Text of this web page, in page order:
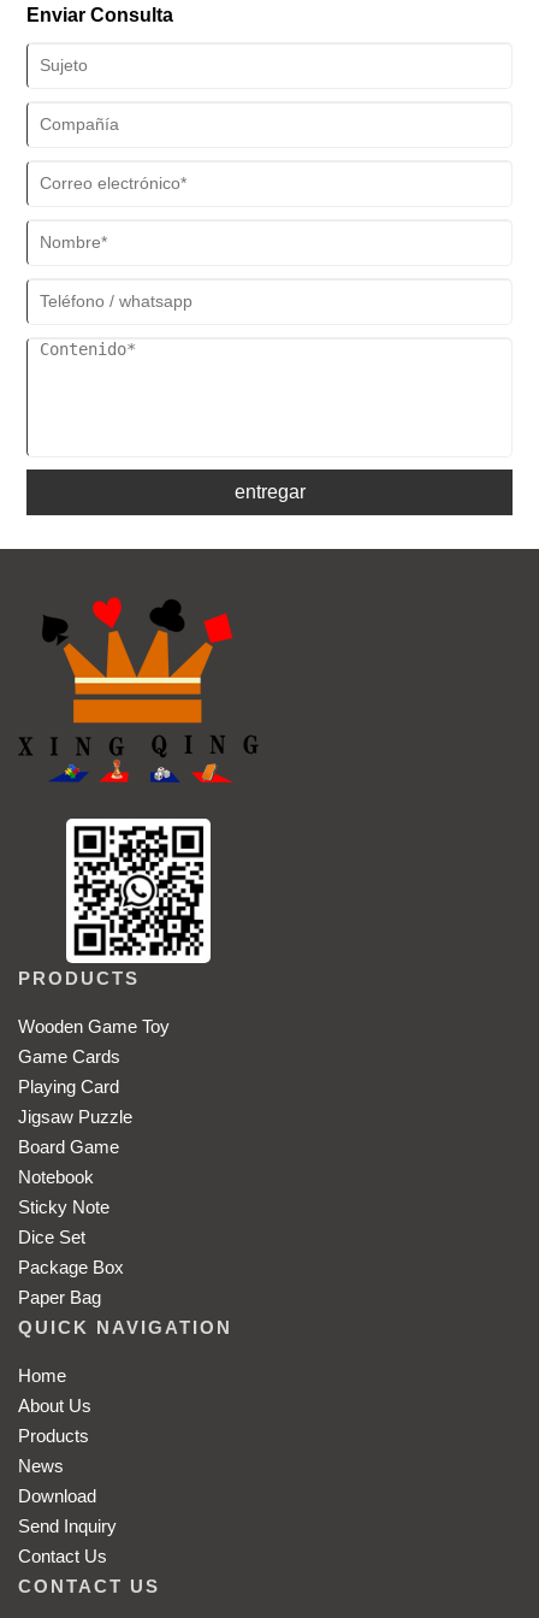
Enviar Consulta
entregar
PRODUCTS
Wooden Game Toy
Game Cards
Playing Card
Jigsaw Puzzle
Board Game
Notebook
Sticky Note
Dice Set
Package Box
Paper Bag
QUICK NAVIGATION
Home
About Us
Products
News
Download
Send Inquiry
Contact Us
CONTACT US